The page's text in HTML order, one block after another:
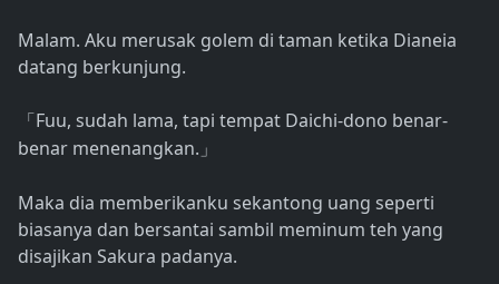
Malam. Aku merusak golem di taman ketika Dianeia
datang berkunjung.
「 Fuu, sudah lama, tapi tempat Daichi-dono benar-
benar menenangkan. 」
Maka dia memberikanku sekantong uang seperti
biasanya dan bersantai sambil meminum teh yang
disajikan Sakura padanya.